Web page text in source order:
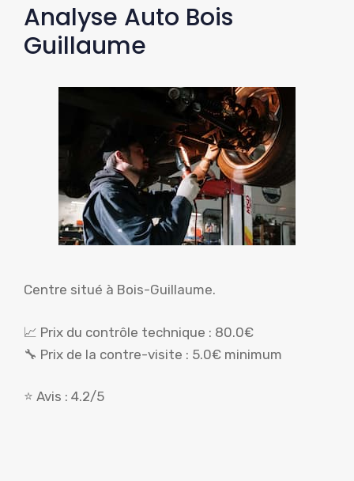
Analyse Auto Bois
Guillaume
Centre situé à Bois-Guillaume.
📈 Prix du contrôle technique : 80.0€
🔧 Prix de la contre-visite : 5.0€ minimum
⭐ Avis : 4.2/5